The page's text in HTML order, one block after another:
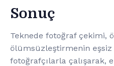
Sonuç
Teknede fotoğraf çekimi,
ölümsüzleştirmenin
fotoğrafçılarla çalışarak,